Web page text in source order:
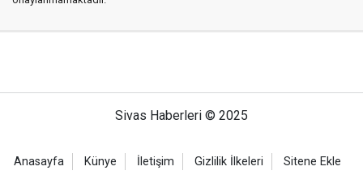
Sivas Haberleri © 2025
Anasayfa Künye İletişim Gizlilik İlkeleri Sitene Ekle